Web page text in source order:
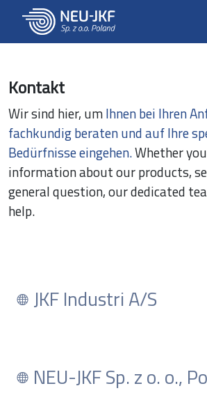
Kontakt
Wir sind hier, umIhnen bei Ihren
fachkundig beraten und auf Ihre
Bedürfnisse eingehen.Whether
information about our products,
general question, our dedicated
help.
JKF Industri A/S
NEU-JKF Sp. z o. o.,